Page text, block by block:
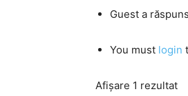
Guest a răspuns
You must login
Afișare 1 rezultat